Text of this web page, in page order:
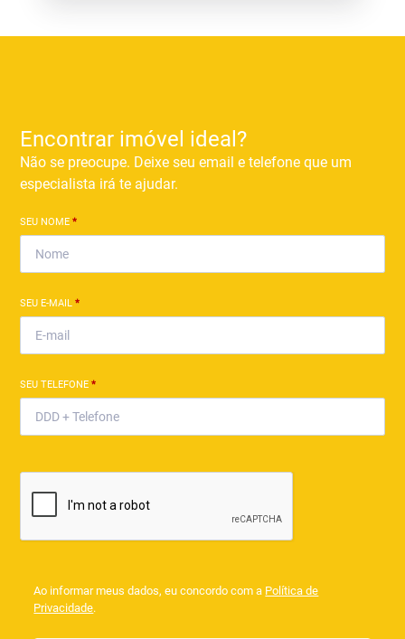
Encontrar imóvel ideal?
Não se preocupe. Deixe seu email e telefone que um
especialista irá te ajudar.
SEU NOME*
SEU E-MAIL*
SEU TELEFONE*
Ao informar meus dados, eu concordo com a Política de
Privacidade.